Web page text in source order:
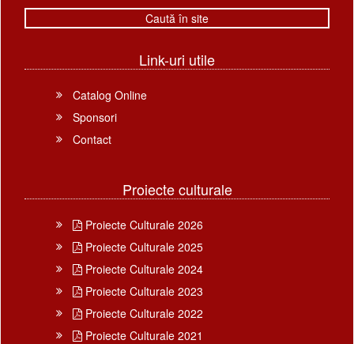
Link-uri utile
Catalog Online
Sponsori
Contact
Proiecte culturale
Proiecte Culturale 2026
Proiecte Culturale 2025
Proiecte Culturale 2024
Proiecte Culturale 2023
Proiecte Culturale 2022
Proiecte Culturale 2021